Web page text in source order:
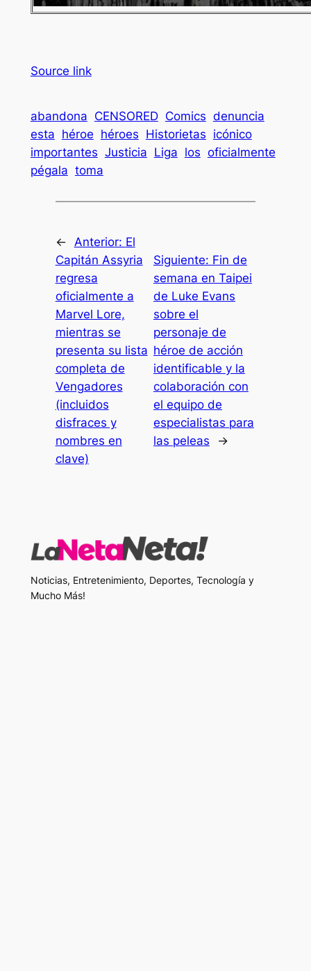
Source link
abandona CENSORED Comics denuncia
esta héroe héroes Historietas icónico
importantes Justicia Liga los oficialmente
pégala toma
← Anterior: El
Capitán Assyria
regresa
oficialmente a
Marvel Lore,
mientras se
presenta su lista
completa de
Vengadores
(incluidos
disfraces y
nombres en
clave)
Siguiente: Fin de
semana en Taipei
de Luke Evans
sobre el
personaje de
héroe de acción
identificable y la
colaboración con
el equipo de
especialistas para
las peleas
→
Noticias, Entretenimiento, Deportes, Tecnología y
Mucho Más!